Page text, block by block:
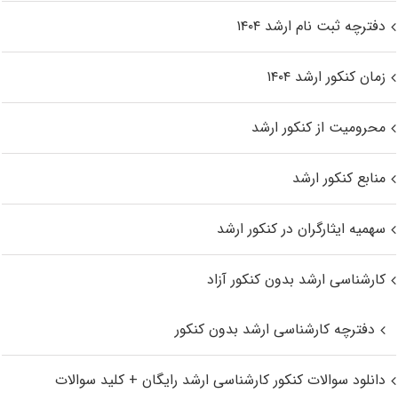
دفترچه ثبت نام ارشد ۱۴۰۴
زمان کنکور ارشد ۱۴۰۴
محرومیت از کنکور ارشد
منابع کنکور ارشد
سهمیه ایثارگران در کنکور ارشد
کارشناسی ارشد بدون کنکور آزاد
دفترچه کارشناسی ارشد بدون کنکور
دانلود سوالات کنکور کارشناسی ارشد رایگان + کلید سوالات